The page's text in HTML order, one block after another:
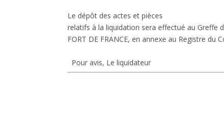
Le dépôt des actes et pièces
relatifs à la liquidation sera effectué au Greffe
FORT DE FRANCE, en annexe au Registre du
Pour avis, Le liquidateur